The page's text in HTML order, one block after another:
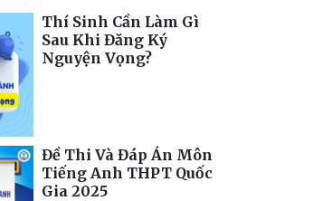
Thí Sinh Cần Làm Gì
Sau Khi Đăng Ký
Nguyện Vọng?
Đề Thi Và Đáp Án Môn
Tiếng Anh THPT Quốc
Gia 2025